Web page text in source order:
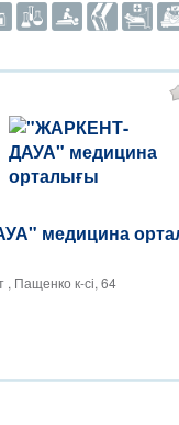
медицина
, Пащенко к-сі, 64